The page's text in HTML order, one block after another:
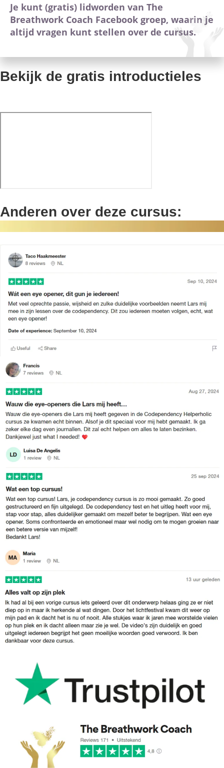
Je kunt (gratis) lidworden van The
Breathwork Coach Facebook groep, waarin je
altijd vragen kunt stellen over de cursus.
Bekijk de gratis introductieles
Anderen over deze cursus: